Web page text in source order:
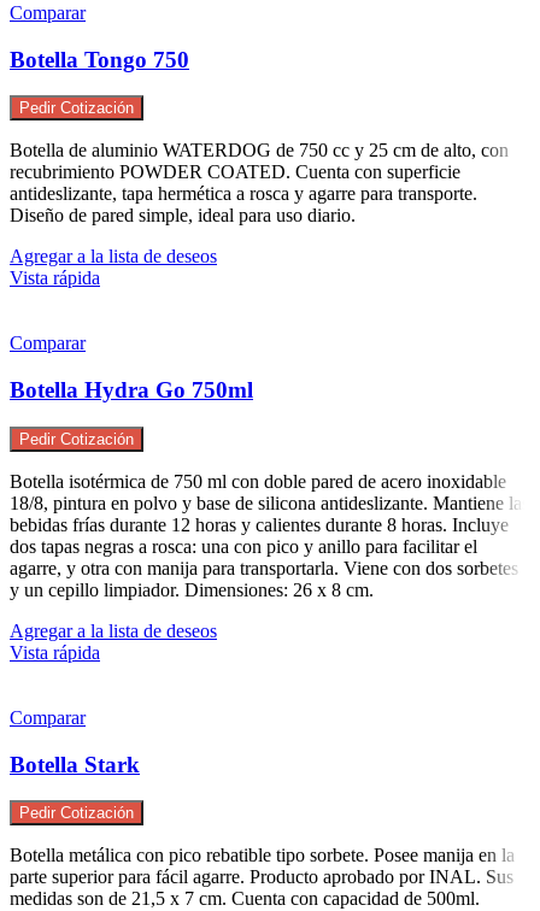
Comparar
Botella Tongo 750
Pedir Cotización
Botella de aluminio WATERDOG de 750 cc y 25 cm de alto, con
recubrimiento POWDER COATED. Cuenta con superficie
antideslizante, tapa hermética a rosca y agarre para transporte.
Diseño de pared simple, ideal para uso diario.
Agregar a la lista de deseos
Vista rápida
Comparar
Botella Hydra Go 750ml
Pedir Cotización
Botella isotérmica de 750 ml con doble pared de acero inoxidable
18/8, pintura en polvo y base de silicona antideslizante. Mantiene las
bebidas frías durante 12 horas y calientes durante 8 horas. Incluye
dos tapas negras a rosca: una con pico y anillo para facilitar el
agarre, y otra con manija para transportarla. Viene con dos sorbetes
y un cepillo limpiador. Dimensiones: 26 x 8 cm.
Agregar a la lista de deseos
Vista rápida
Comparar
Botella Stark
Pedir Cotización
Botella metálica con pico rebatible tipo sorbete. Posee manija en la
parte superior para fácil agarre. Producto aprobado por INAL. Sus
medidas son de 21,5 x 7 cm. Cuenta con capacidad de 500ml.